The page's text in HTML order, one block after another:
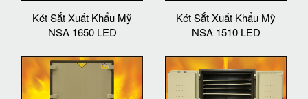
Két Sắt Xuất Khẩu Mỹ
NSA 1650 LED
Két Sắt Xuất Khẩu Mỹ
NSA 1510 LED